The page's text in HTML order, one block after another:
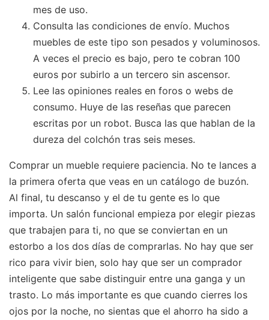
mes de uso.
Consulta las condiciones de envío. Muchos
muebles de este tipo son pesados y voluminosos.
A veces el precio es bajo, pero te cobran 100
euros por subirlo a un tercero sin ascensor.
Lee las opiniones reales en foros o webs de
consumo. Huye de las reseñas que parecen
escritas por un robot. Busca las que hablan de la
dureza del colchón tras seis meses.
Comprar un mueble requiere paciencia. No te lances a
la primera oferta que veas en un catálogo de buzón.
Al final, tu descanso y el de tu gente es lo que
importa. Un salón funcional empieza por elegir piezas
que trabajen para ti, no que se conviertan en un
estorbo a los dos días de comprarlas. No hay que ser
rico para vivir bien, solo hay que ser un comprador
inteligente que sabe distinguir entre una ganga y un
trasto. Lo más importante es que cuando cierres los
ojos por la noche, no sientas que el ahorro ha sido a